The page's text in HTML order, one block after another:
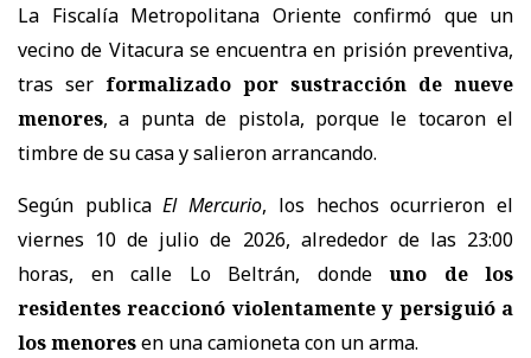
La Fiscalía Metropolitana Oriente confirmó que un
vecino de Vitacura se encuentra en prisión preventiva,
tras ser formalizado por sustracción de nueve
menores, a punta de pistola, porque le tocaron el
timbre de su casa y salieron arrancando.
Según publicaEl Mercurio, los hechos ocurrieron el
viernes 10 de julio de 2026, alrededor de las 23:00
horas, en calle Lo Beltrán, donde uno de los
residentes reaccionó violentamente y persiguió a
los menoresen una camioneta con un arma.